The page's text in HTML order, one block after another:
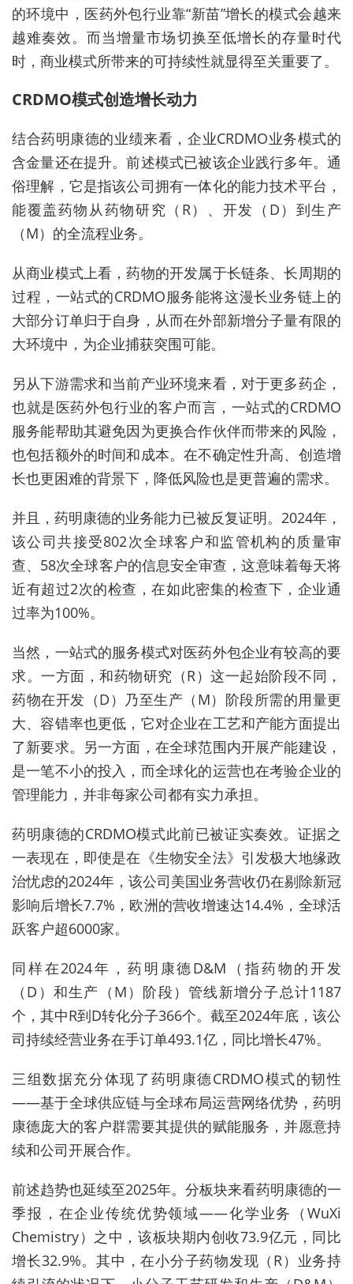
的环境中，医药外包行业靠“新苗”增长的模式会越来
越难奏效。而当增量市场切换至低增长的存量时代
时，商业模式所带来的可持续性就显得至关重要了。
CRDMO模式创造增长动力
结合药明康德的业绩来看，企业CRDMO业务模式的
含金量还在提升。前述模式已被该企业践行多年。通
俗理解，它是指该公司拥有一体化的能力技术平台，
能覆盖药物从药物研究（R）、开发（D）到生产
（M）的全流程业务。
从商业模式上看，药物的开发属于长链条、长周期的
过程，一站式的CRDMO服务能将这漫长业务链上的
大部分订单归于自身，从而在外部新增分子量有限的
大环境中，为企业捕获突围可能。
另从下游需求和当前产业环境来看，对于更多药企，
也就是医药外包行业的客户而言，一站式的CRDMO
服务能帮助其避免因为更换合作伙伴而带来的风险，
也包括额外的时间和成本。在不确定性升高、创造增
长也更困难的背景下，降低风险也是更普遍的需求。
并且，药明康德的业务能力已被反复证明。2024年，
该公司共接受802次全球客户和监管机构的质量审
查、58次全球客户的信息安全审查，这意味着每天将
近有超过2次的检查，在如此密集的检查下，企业通
过率为100%。
当然，一站式的服务模式对医药外包企业有较高的要
求。一方面，和药物研究（R）这一起始阶段不同，
药物在开发（D）乃至生产（M）阶段所需的用量更
大、容错率也更低，它对企业在工艺和产能方面提出
了新要求。另一方面，在全球范围内开展产能建设，
是一笔不小的投入，而全球化的运营也在考验企业的
管理能力，并非每家公司都有实力承担。
药明康德的CRDMO模式此前已被证实奏效。证据之
一表现在，即使是在《生物安全法》引发极大地缘政
治忧虑的2024年，该公司美国业务营收仍在剔除新冠
影响后增长7.7%，欧洲的营收增速达14.4%，全球活
跃客户超6000家。
同样在2024年，药明康德D&M（指药物的开发
（D）和生产（M）阶段）管线新增分子总计1187
个，其中R到D转化分子366个。截至2024年底，该公
司持续经营业务在手订单493.1亿，同比增长47%。
三组数据充分体现了药明康德CRDMO模式的韧性
——基于全球供应链与全球布局运营网络优势，药明
康德庞大的客户群需要其提供的赋能服务，并愿意持
续和公司开展合作。
前述趋势也延续至2025年。分板块来看药明康德的一
季报，在企业传统优势领域——化学业务（WuXi
Chemistry）之中，该板块期内创收73.9亿元，同比
增长32.9%。其中，在小分子药物发现（R）业务持